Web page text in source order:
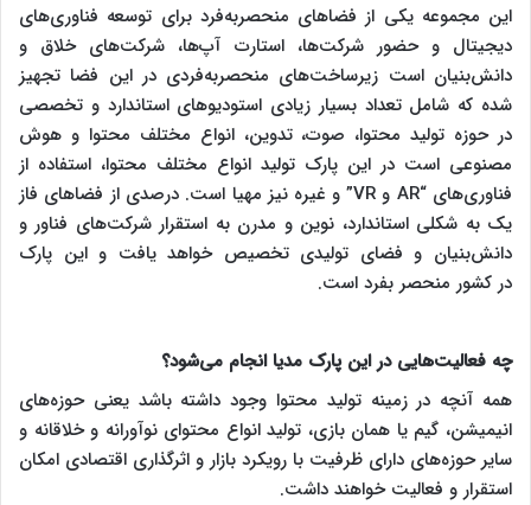
این مجموعه یکی از فضاهای منحصربه‌فرد برای توسعه فناوری‌های
دیجیتال و حضور شرکت‌ها، استارت آپ‌ها، شرکت‌های خلاق و
دانش‌بنیان است زیرساخت‌های منحصربه‌فردی در این فضا تجهیز
شده که شامل تعداد بسیار زیادی استودیوهای استاندارد و تخصصی
در حوزه تولید محتوا، صوت، تدوین، انواع مختلف محتوا و هوش
مصنوعی است در این پارک تولید انواع مختلف محتوا، استفاده از
فناوری‌های “AR و VR” و غیره نیز مهیا است. درصدی از فضاهای فاز
یک به شکلی استاندارد، نوین و مدرن به استقرار شرکت‌های فناور و
دانش‌بنیان و فضای تولیدی تخصیص خواهد یافت و این پارک
در کشور منحصر بفرد است.
چه فعالیت‌هایی در این پارک مدیا انجام می‌شود؟
همه آنچه در زمینه تولید محتوا وجود داشته باشد یعنی حوزه‌های
انیمیشن، گیم یا همان بازی، تولید انواع محتوای نوآورانه و خلاقانه و
سایر حوزه‌های دارای ظرفیت با رویکرد بازار و اثرگذاری اقتصادی امکان
استقرار و فعالیت خواهند داشت.